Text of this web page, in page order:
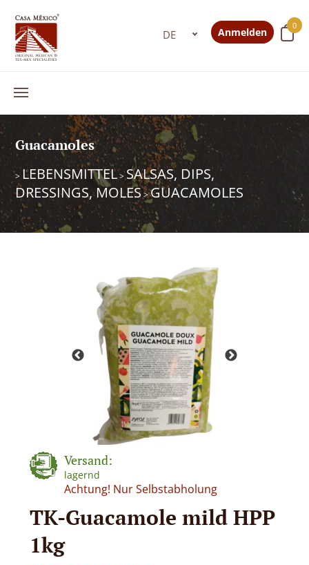
0
Anmelden
Guacamoles
> LEBENSMITTEL>SALSAS, DIPS,
DRESSINGS, MOLES>GUACAMOLES
Versand:
lagernd
Achtung! Nur Selbstabholung
TK-Guacamole mild HPP
1kg